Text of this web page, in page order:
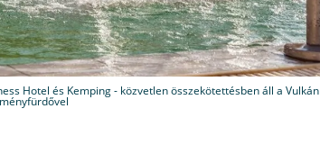
Hotel és Kemping - közvetlen összekötettésben áll a Vulkán